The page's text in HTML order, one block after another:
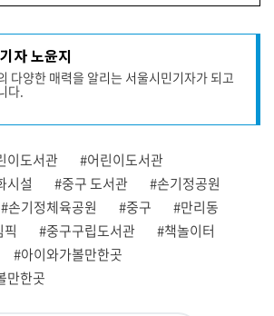
자 노윤지
다양한 매력을 알리는 서울시민기자가 되고
다.
이도서관
#어린이도서관
시설
#중구 도서관
#손기정공원
#손기정체육공원 #중구
#만리동
#중구구립도서관
#책놀이터
#아이와가볼만한곳
만한곳